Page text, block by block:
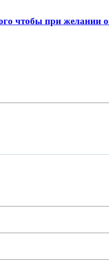
чтобы при желании